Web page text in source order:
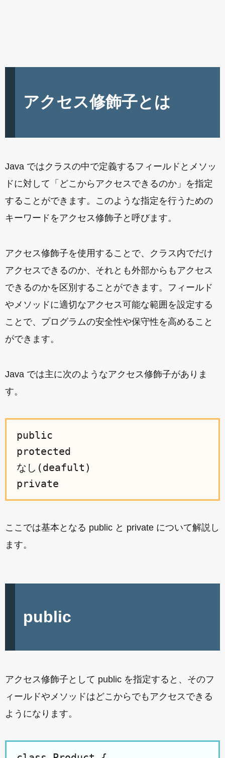
アクセス修飾子とは
Java ではクラスの中で定義するフィールドとメソッ
ドに対して「どこからアクセスできるのか」を指定
することができます。このような指定を行うための
キーワードをアクセス修飾子と呼びます。
アクセス修飾子を使用することで、クラス内でだけ
アクセスできるのか、それとも外部からもアクセス
できるのかを区別することができます。フィールド
やメソッドに適切なアクセス可能な範囲を設定する
ことで、プログラムの安全性や保守性を高めること
ができます。
Java では主に次のようなアクセス修飾子がありま
す。
public
protected
なし(deafult)
ここでは基本となる public と private について解説し
ます。
public
アクセス修飾子として public を指定すると、そのフ
ィールドやメソッドはどこからでもアクセスできる
ようになります。